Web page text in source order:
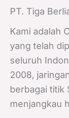
PT. Tiga
Kami adalah
yang telah
seluruh
2008,
berbagai titik
menjangkau